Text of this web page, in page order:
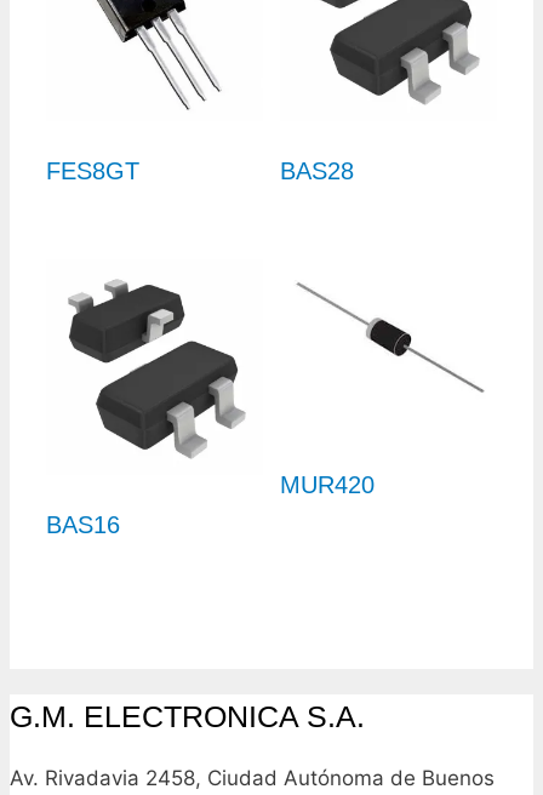
FES8GT BAS28
BAS16
MUR420
G.M. ELECTRONICA S.A.
Av. Rivadavia 2458, Ciudad Autónoma de Buenos